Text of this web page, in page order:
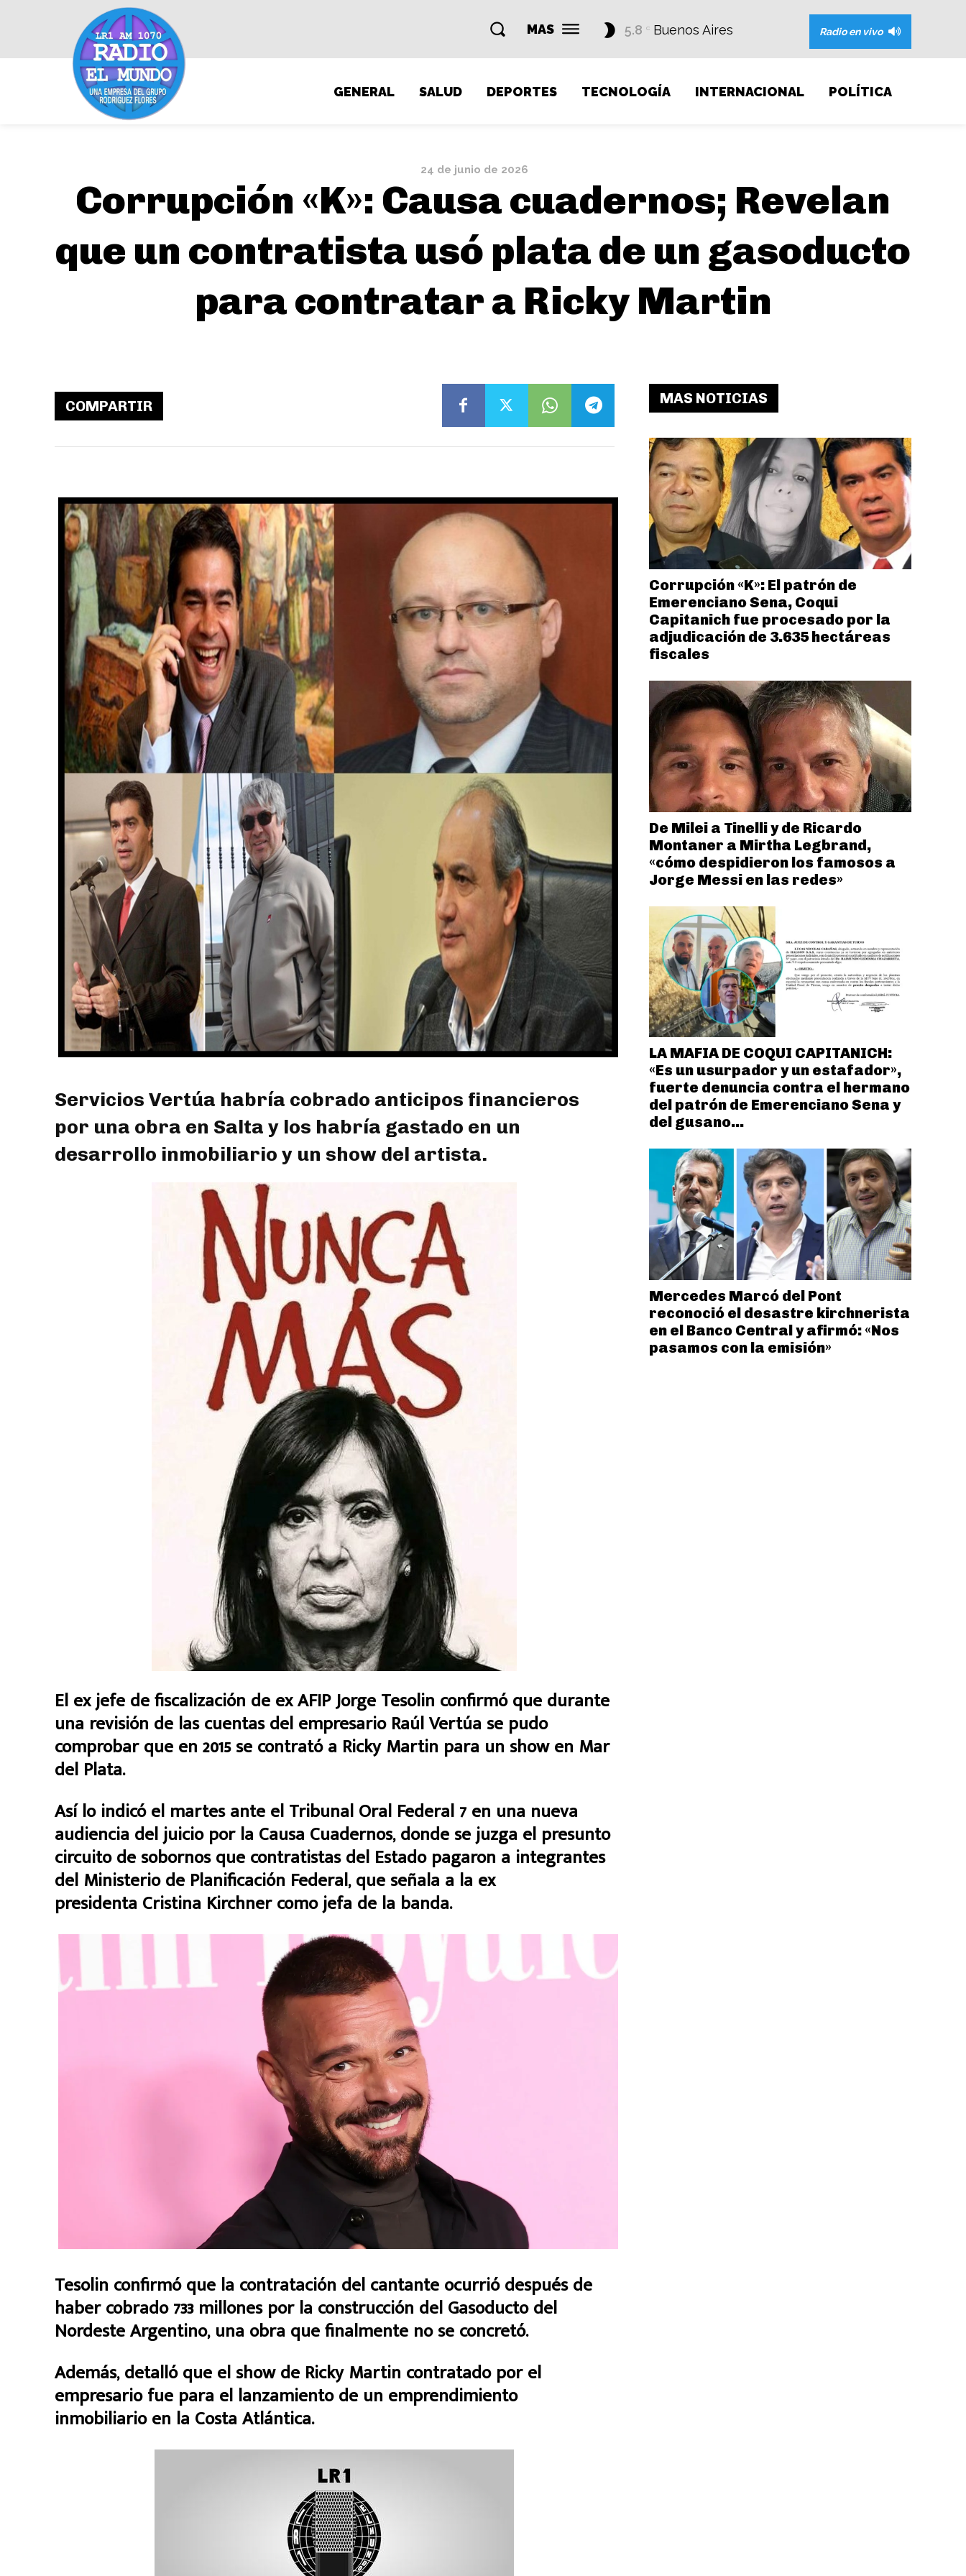
MAS 5.8 C Buenos Aires Radio en vivo
GENERAL SALUD DEPORTES TECNOLOGÍA INTERNACIONAL POLÍTICA
24 de junio de 2026
Corrupción «K»: Causa cuadernos; Revelan
que un contratista usó plata de un gasoducto
para contratar a Ricky Martin
COMPARTIR
Servicios Vertúa habría cobrado anticipos financieros
por una obra en Salta y los habría gastado en un
desarrollo inmobiliario y un show del artista.
El ex jefe de fiscalización de ex AFIP Jorge Tesolin confirmó que durante
una revisión de las cuentas del empresario Raúl Vertúa se pudo
comprobar que en 2015 se contrató a Ricky Martin para un show en Mar
del Plata.
Así lo indicó el martes ante el Tribunal Oral Federal 7 en una nueva
audiencia del juicio por la Causa Cuadernos, donde se juzga el presunto
circuito de sobornos que contratistas del Estado pagaron a integrantes
del Ministerio de Planificación Federal, que señala a la ex
presidenta Cristina Kirchner como jefa de la banda.
Tesolin confirmó que la contratación del cantante ocurrió después de
haber cobrado 733 millones por la construcción del Gasoducto del
Nordeste Argentino, una obra que finalmente no se concretó.
Además, detalló que el show de Ricky Martin contratado por el
empresario fue para el lanzamiento de un emprendimiento
inmobiliario en la Costa Atlántica.
MAS NOTICIAS
Corrupción «K»: El patrón de
Emerenciano Sena, Coqui
Capitanich fue procesado por la
adjudicación de 3.635 hectáreas
fiscales
De Milei a Tinelli y de Ricardo
Montaner a Mirtha Legbrand,
«cómo despidieron los famosos a
Jorge Messi en las redes»
LA MAFIA DE COQUI CAPITANICH:
«Es un usurpador y un estafador»,
fuerte denuncia contra el hermano
del patrón de Emerenciano Sena y
del gusano...
Mercedes Marcó del Pont
reconoció el desastre kirchnerista
en el Banco Central y afirmó: «Nos
pasamos con la emisión»